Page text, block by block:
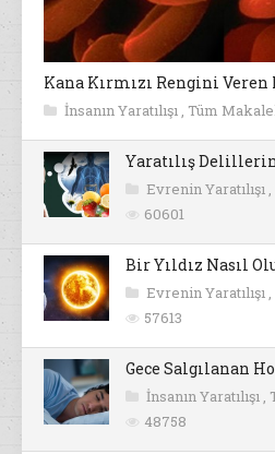
Kana Kırmızı Rengini
İnsanın Yaratılışı , Tüm
Yaratılış
Evrenin Yaratılışı ,
60601
Bir Yıldız Nasıl
Evrenin Yaratılışı ,
57613
Gece Salgılanan
İnsanın Yaratılışı ,
48758